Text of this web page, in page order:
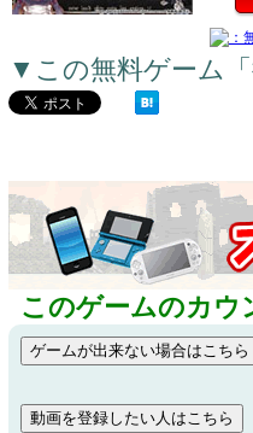
▼この無料ゲーム
このゲームのカウ